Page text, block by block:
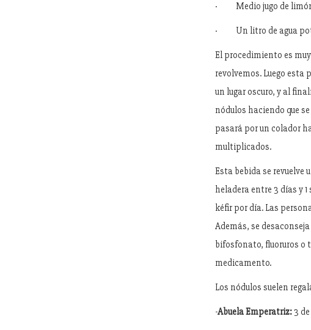
· Medio jugo de
· Un litro de agua
El procedimiento es
revolvemos. Luego esta
un lugar oscuro, y al
nódulos haciendo que
pasará por un colador
multiplicados.
Esta bebida se revuelve
heladera entre 3 días y
kéfir por día. Las
Además, se
bifosfonato, fluoruros o
medicamento.
Los nódulos suelen
-Abuela Emperatriz:3